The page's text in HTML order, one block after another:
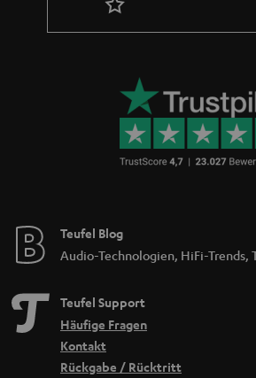
Teufel Blog
Audio-Technologien, HiFi-Trends,
Teufel Support
Häufige Fragen
Kontakt
Rückgabe / Rücktritt